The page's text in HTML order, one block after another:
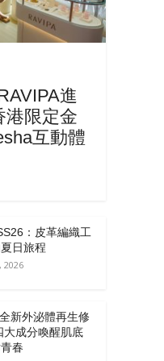
進
港限定金
互動體
：皮革編織工
日旅程
2026
新外泌體再生修
大成分喚醒肌底
春